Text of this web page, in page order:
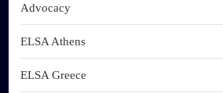
Advocacy
ELSA Athens
ELSA Greece